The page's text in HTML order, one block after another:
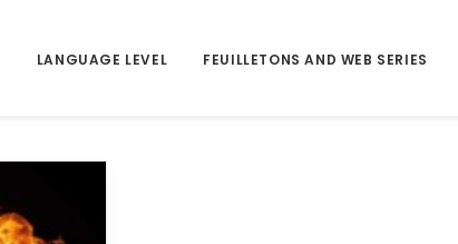
LANGUAGE LEVEL FEUILLETONS AND WEB SERIES